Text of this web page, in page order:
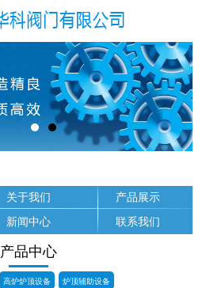
关于我们 产品展示
新闻中心 联系我们
产品中心
高炉炉顶设备 炉顶辅助设备